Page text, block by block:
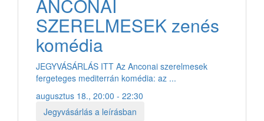
ANCONAI
SZERELMESEK zenés
komédia
JEGYVÁSÁRLÁS ITT Az Anconai szerelmesek
fergeteges mediterrán komédia: az ...
augusztus 18., 20:00 - 22:30
Jegyvásárlás a leírásban